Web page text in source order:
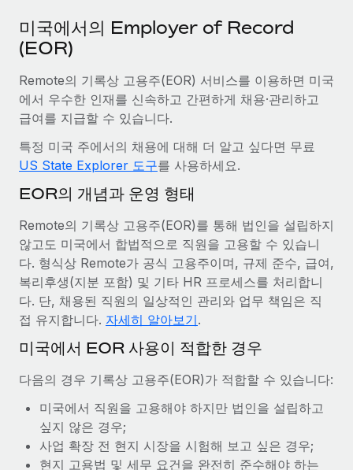
서비스
글로벌 인사 및 규정 준수 업무 처리에 전문가 지원 제공
신원 조사
채용 후보자 심사 프로세스 간소화
Compliance Watchtower
규정 준수 관련 위험에 선제적으로 대응
기기 관리
전 세계 IT 장비 제공 및 추적 관리
법인 설립
법인 설립을 빠르고 준법적으로 지원
직원 해외 이전을 간편하게 처리
복리후생
손쉬운 직원 복리후생 관리
Remote Build
사례 연구
급여 및 인재 인사이트
인사이트 센터
지원받기
모든 리소스 보기
블로그
글로벌 급여
EOR 및 PEO
계약자 관리
세금
블로그 둘러보기
블로그
Remote 제품 관련 소식: Gusto 및 Xero와의 통합과
Remote Contractor Management Plus
미국에서의 Employer of Record
(EOR)
Remote의 기록상 고용주(EOR) 서비스를 이용하면 미국
에서 우수한 인재를 신속하고 간편하게 채용·관리하고
급여를 지급할 수 있습니다.
특정 미국 주에서의 채용에 대해 더 알고 싶다면 무료
US State Explorer 도구를 사용하세요.
EOR의 개념과 운영 형태
Remote의 기록상 고용주(EOR)를 통해 법인을 설립하지
않고도 미국에서 합법적으로 직원을 고용할 수 있습니
다. 형식상 Remote가 공식 고용주이며, 규제 준수, 급여,
복리후생(지분 포함) 및 기타 HR 프로세스를 처리합니
다. 단, 채용된 직원의 일상적인 관리와 업무 책임은 직
접 유지합니다. 자세히 알아보기.
미국에서 EOR 사용이 적합한 경우
다음의 경우 기록상 고용주(EOR)가 적합할 수 있습니다:
미국에서 직원을 고용해야 하지만 법인을 설립하고
싶지 않은 경우;
사업 확장 전 현지 시장을 시험해 보고 싶은 경우;
현지 고용법 및 세무 요건을 완전히 준수해야 하는